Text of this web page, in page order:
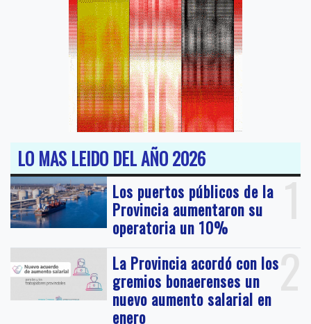
LO MAS LEIDO DEL AÑO 2026
1
Los puertos públicos de la
Provincia aumentaron su
operatoria un 10%
2
La Provincia acordó con los
gremios bonaerenses un
nuevo aumento salarial en
enero